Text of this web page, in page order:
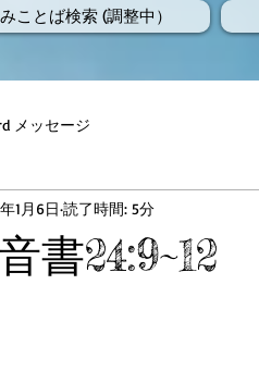
みことば検索 (調整中）
メッセージ
書24:9~12
1月6日 読了時間: 5分